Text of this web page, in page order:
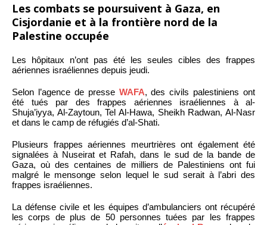
Les combats se poursuivent à Gaza, en
Cisjordanie et à la frontière nord de la
Palestine occupée
Les hôpitaux n’ont pas été les seules cibles des frappes
aériennes israéliennes depuis jeudi.
Selon l’agence de presse WAFA, des civils palestiniens ont
été tués par des frappes aériennes israéliennes à al-
Shuja’iyya, Al-Zaytoun, Tel Al-Hawa, Sheikh Radwan, Al-Nasr
et dans le camp de réfugiés d’al-Shati.
Plusieurs frappes aériennes meurtrières ont également été
signalées à Nuseirat et Rafah, dans le sud de la bande de
Gaza, où des centaines de milliers de Palestiniens ont fui
malgré le mensonge selon lequel le sud serait à l’abri des
frappes israéliennes.
La défense civile et les équipes d’ambulanciers ont récupéré
les corps de plus de 50 personnes tuées par les frappes